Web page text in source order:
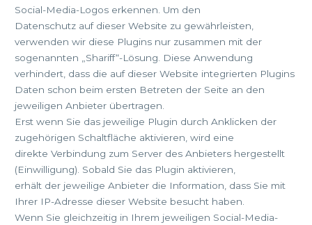
Social-Media-Logos erkennen. Um den
Datenschutz auf dieser Website zu gewährleisten,
verwenden wir diese Plugins nur zusammen mit der
sogenannten „Shariff“-Lösung. Diese Anwendung
verhindert, dass die auf dieser Website integrierten Plugins
Daten schon beim ersten Betreten der Seite an den
jeweiligen Anbieter übertragen.
Erst wenn Sie das jeweilige Plugin durch Anklicken der
zugehörigen Schaltfläche aktivieren, wird eine
direkte Verbindung zum Server des Anbieters hergestellt
(Einwilligung). Sobald Sie das Plugin aktivieren,
erhält der jeweilige Anbieter die Information, dass Sie mit
Ihrer IP-Adresse dieser Website besucht haben.
Wenn Sie gleichzeitig in Ihrem jeweiligen Social-Media-